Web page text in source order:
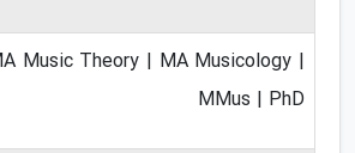
Music Theory | MA Musicology |
MMus | PhD